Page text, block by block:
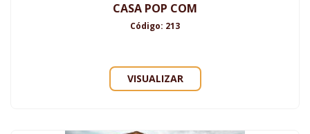
CASA POP COM
Código: 213
VISUALIZAR